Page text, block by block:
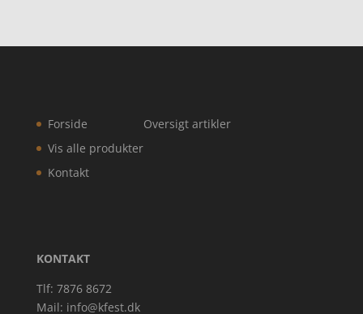
Forside
Vis alle produkter
Kontakt
Oversigt artikler
KONTAKT
Tlf: 7876 8672
Mail: info@kfest.dk